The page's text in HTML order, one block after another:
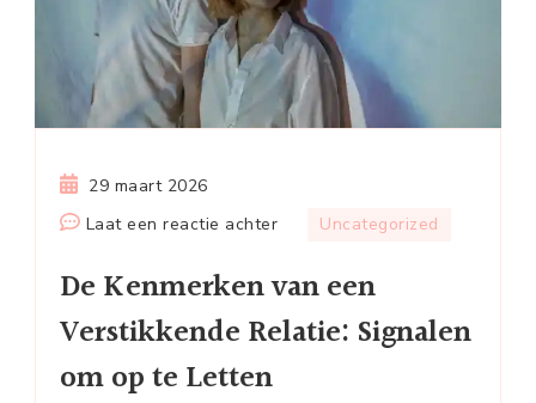
29 maart 2026
Laat een reactie achterop
Kenmerken
van
een
Uncategorized
De Kenmerken van een
Verstikkende Relatie: Signalen
om op te Letten